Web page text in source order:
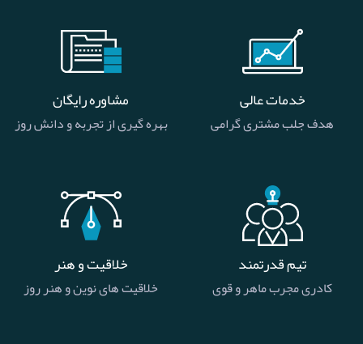
خدمات عالی
هدف جلب مشتری گرامی
مشاوره رایگان
بهره گیری از تجربه و دانش روز
تیم قدرتمند
کادری مجرب ماهر و قوی
خلاقیت و هنر
خلاقیت های نوین و هنر روز